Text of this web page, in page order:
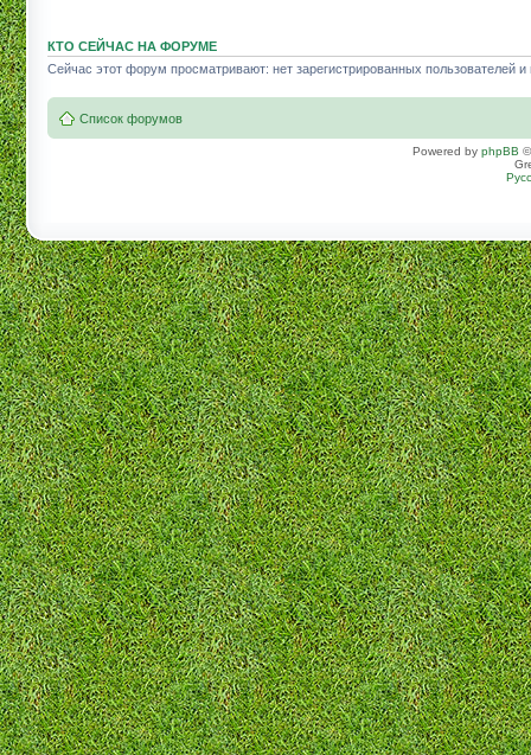
КТО СЕЙЧАС НА ФОРУМЕ
Сейчас этот форум просматривают: нет зарегистрированных пользователей и
Список форумов
Powered by phpBB